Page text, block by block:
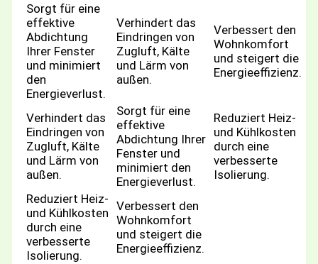
Sorgt für eine
effektive
Abdichtung
Ihrer Fenster
und minimiert
den
Energieverlust.
Verhindert das
Eindringen von
Zugluft, Kälte
und Lärm von
außen.
Verbessert den
Wohnkomfort
und steigert die
Energieeffizienz.
Verhindert das
Eindringen von
Zugluft, Kälte
und Lärm von
außen.
Sorgt für eine
effektive
Abdichtung Ihrer
Fenster und
minimiert den
Energieverlust.
Reduziert Heiz-
und Kühlkosten
durch eine
verbesserte
Isolierung.
Reduziert Heiz-
und Kühlkosten
durch eine
verbesserte
Isolierung.
Verbessert den
Wohnkomfort
und steigert die
Energieeffizienz.